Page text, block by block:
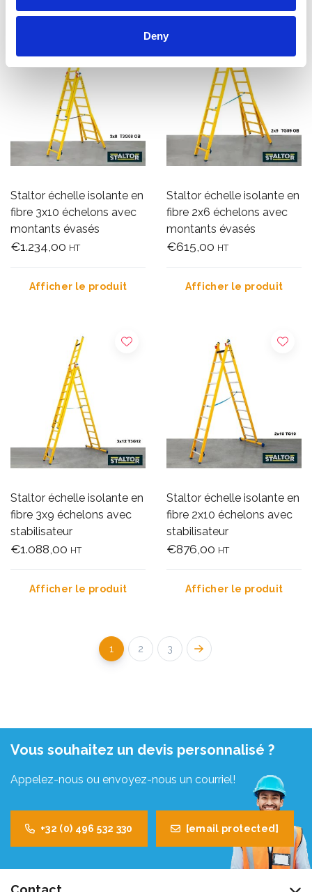
Deny
Staltor échelle isolante en
fibre 3x10 échelons avec
montants évasés
€1.234,00 HT
Afficher le produit
Staltor échelle isolante en
fibre 2x6 échelons avec
montants évasés
€615,00 HT
Afficher le produit
Staltor échelle isolante en
fibre 3x9 échelons avec
stabilisateur
€1.088,00 HT
Afficher le produit
Staltor échelle isolante en
fibre 2x10 échelons avec
stabilisateur
€876,00 HT
Afficher le produit
1 2 3
Vous souhaitez un devis personnalisé ?
Appelez-nous ou envoyez-nous un courriel!
+32 (0) 496 532 330 [email protected]